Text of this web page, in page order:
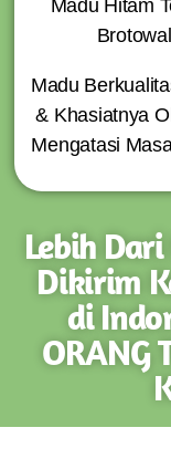
Madu Hitam
Madu
& Khasiatnya
Mengatasi
Lebih
Dikirim
di
ORANG